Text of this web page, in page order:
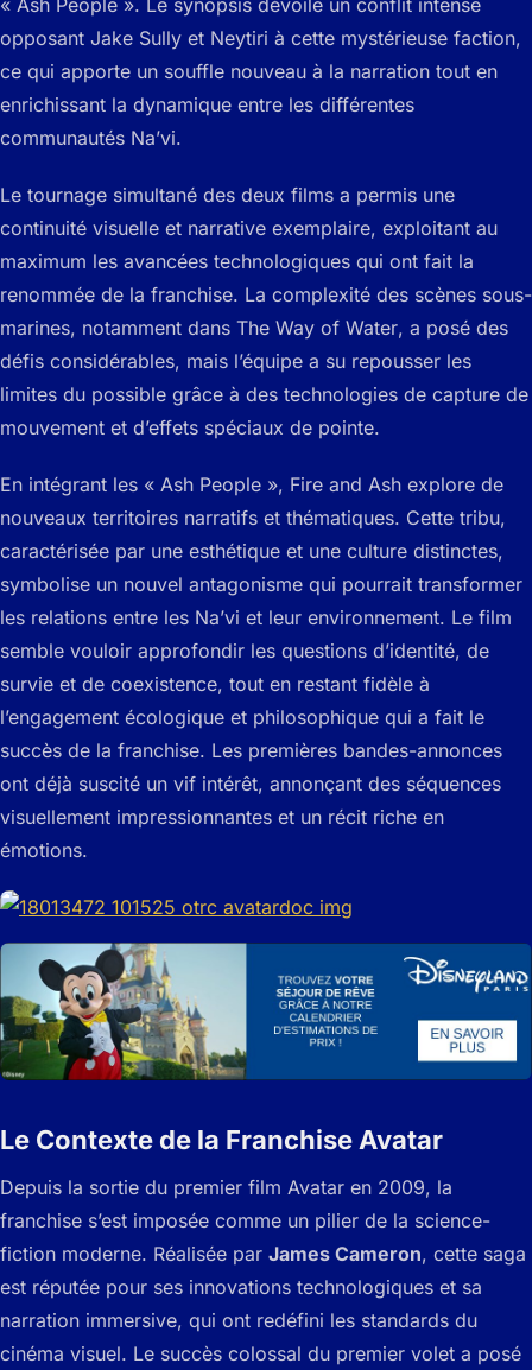
« Ash People ». Le synopsis dévoile un conflit intense
opposant Jake Sully et Neytiri à cette mystérieuse faction,
ce qui apporte un souffle nouveau à la narration tout en
enrichissant la dynamique entre les différentes
communautés Na’vi.
Le tournage simultané des deux films a permis une
continuité visuelle et narrative exemplaire, exploitant au
maximum les avancées technologiques qui ont fait la
renommée de la franchise. La complexité des scènes sous-
marines, notamment dans The Way of Water, a posé des
défis considérables, mais l’équipe a su repousser les
limites du possible grâce à des technologies de capture de
mouvement et d’effets spéciaux de pointe.
En intégrant les « Ash People », Fire and Ash explore de
nouveaux territoires narratifs et thématiques. Cette tribu,
caractérisée par une esthétique et une culture distinctes,
symbolise un nouvel antagonisme qui pourrait transformer
les relations entre les Na’vi et leur environnement. Le film
semble vouloir approfondir les questions d’identité, de
survie et de coexistence, tout en restant fidèle à
l’engagement écologique et philosophique qui a fait le
succès de la franchise. Les premières bandes-annonces
ont déjà suscité un vif intérêt, annonçant des séquences
visuellement impressionnantes et un récit riche en
émotions.
Le Contexte de la Franchise Avatar
Depuis la sortie du premier film Avatar en 2009, la
franchise s’est imposée comme un pilier de la science-
fiction moderne. Réalisée par James Cameron, cette saga
est réputée pour ses innovations technologiques et sa
narration immersive, qui ont redéfini les standards du
cinéma visuel. Le succès colossal du premier volet a posé